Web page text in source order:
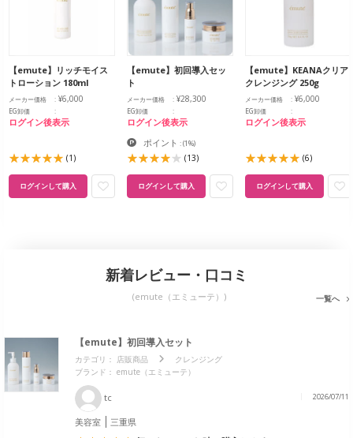
【emute】リッチモイス
トローション 180ml
メーカー価格 ¥6,000
EG卸価
ログイン後表示
(1)
ログインして購入
【emute】初回導入セッ
ト
メーカー価格 ¥28,300
EG卸価
ログイン後表示
ポイント :(1%)
(13)
ログインして購入
【emute】KEANAクリア
クレンジング 250g
メーカー価格 ¥6,000
EG卸価
ログイン後表示
(6)
ログインして購入
新着レビュー・口コミ
(emute（エミューテ）) 一覧へ
【emute】初回導入セット
カテゴリ： 店販商品
クレンジング
ブランド： emute（エミューテ）
tc 2026/07/11
美容室 三重県